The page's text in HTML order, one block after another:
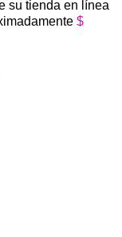
su tienda en línea
$